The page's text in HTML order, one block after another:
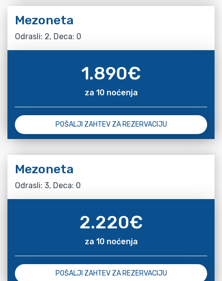
Mezoneta
Odrasli: 2, Deca: 0
1.890€
za 10 noćenja
POŠALJI ZAHTEV ZA REZERVACIJU
Mezoneta
Odrasli: 3, Deca: 0
2.220€
za 10 noćenja
POŠALJI ZAHTEV ZA REZERVACIJU